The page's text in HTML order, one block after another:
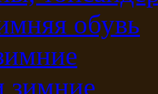
обувь
зимние